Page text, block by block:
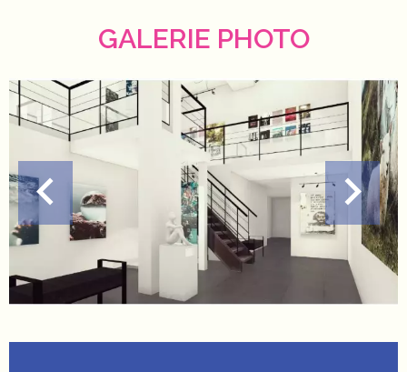
GALERIE PHOTO